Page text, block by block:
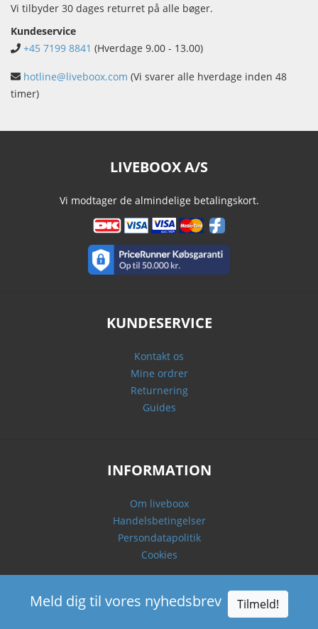
Vi tilbyder 30 dages returret på alle bøger.
Kundeservice
+45 7199 8841 (Hverdage 9.00 - 13.00)
hotline@liveboox.com (Vi svarer alle hverdage inden 48
timer)
LIVEBOOX A/S
Vi modtager de almindelige betalingskort.
KUNDESERVICE
Kontakt os
Mine ordrer
Returnering
Guides
INFORMATION
Om liveboox
Handelsbetingelser
Persondatapolitik
Cookies
Meld dig til vores nyhedsbrev Tilmeld!